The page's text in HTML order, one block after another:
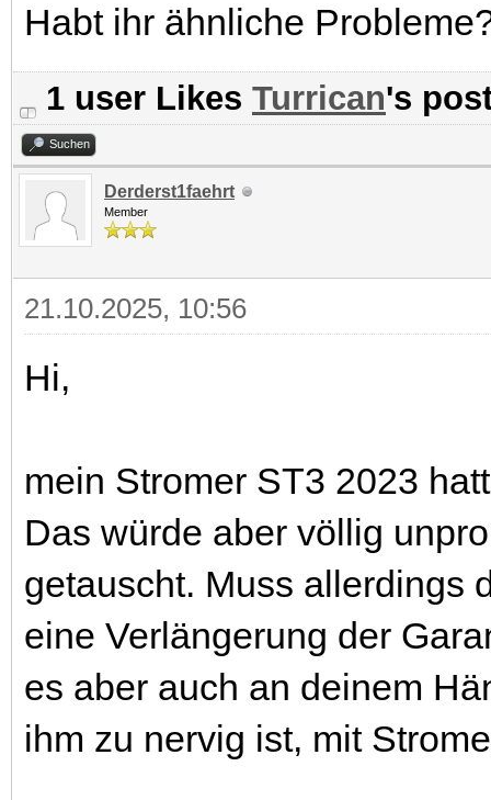
Habt ihr ähnliche
1 user Likes Turrican's
Suchen
Derderst1faehrt
Member
21.10.2025, 10:56
Hi,
mein Stromer ST3 2023
Das würde aber völlig
getauscht. Muss allerdings
eine Verlängerung der
es aber auch an deinem
ihm zu nervig ist, mit